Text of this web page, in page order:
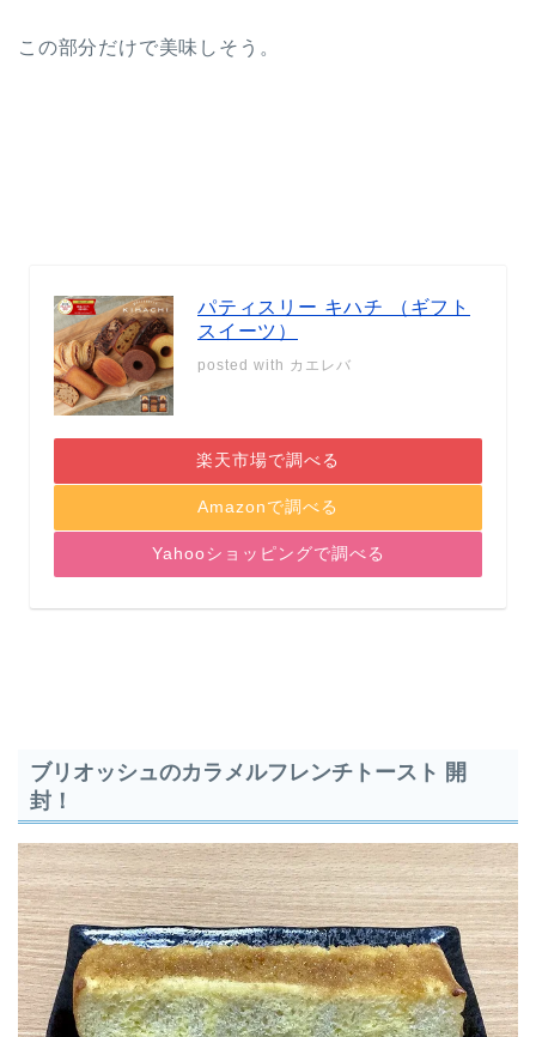
この部分だけで美味しそう。
パティスリー キハチ （ギフト
スイーツ）
posted with カエレバ
楽天市場で調べる
Amazonで調べる
Yahooショッピングで調べる
ブリオッシュのカラメルフレンチトースト 開
封！